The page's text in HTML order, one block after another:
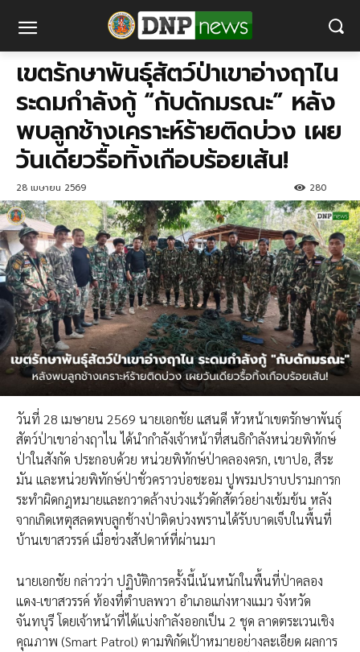
เขตรักษาพันธุ์สัตว์ป่าเขาอ่างฤาไน
ระดมกำลังกู้ “กับดักมรณะ” หลัง
พบลูกช้างเคราะห์ร้ายติดบ่วง เผย
วันเดียวรื้อทิ้งเกือบร้อยเส้น!
28 เมษายน 2569 280
วันที่ 28 เมษายน 2569 นายเอกชัย แสนดี หัวหน้าเขตรักษาพันธุ์
สัตว์ป่าเขาอ่างฤาไน ได้นำกำลังเจ้าหน้าที่สนธิกำลังหน่วยพิทักษ์
ป่าในสังกัด ประกอบด้วย หน่วยพิทักษ์ป่าคลองครก, เขาปอ, สีระ
มัน และหน่วยพิทักษ์ป่าชั่วคราวบ่อชะอม ปูพรมปราบปรามการก
ระทำผิดกฎหมายและกวาดล้างบ่วงแร้วดักสัตว์อย่างเข้มข้น หลัง
จากเกิดเหตุสลดพบลูกช้างป่าติดบ่วงพรานได้รับบาดเจ็บในพื้นที่
บ้านเขาสวรรค์ เมื่อช่วงสัปดาห์ที่ผ่านมา
นายเอกชัย กล่าวว่า ปฏิบัติการครั้งนี้เน้นหนักในพื้นที่ป่าคลอง
แดง-เขาสวรรค์ ท้องที่ตำบลพวา อำเภอแก่งหางแมว จังหวัด
จันทบุรี โดยเจ้าหน้าที่ได้แบ่งกำลังออกเป็น 2 ชุด ลาดตระเวนเชิง
คุณภาพ (Smart Patrol) ตามพิกัดเป้าหมายอย่างละเอียด ผลการ